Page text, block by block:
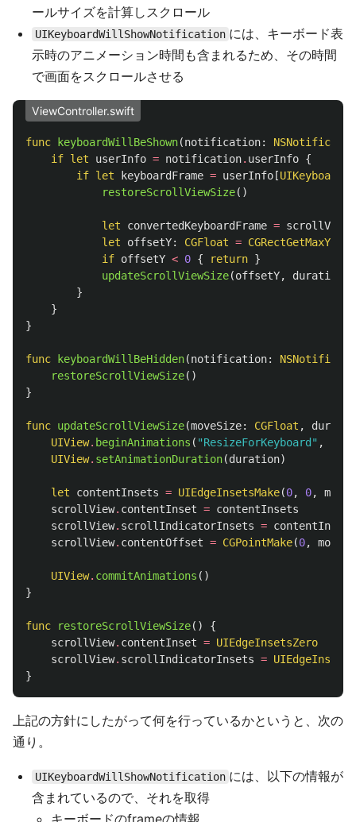
ールサイズを計算しスクロール
UIKeyboardWillShowNotification には、キーボード表
示時のアニメーション時間も含まれるため、その時間
で画面をスクロールさせる
ViewController.swift
func keyboardWillBeShown(notification:
if let userInfo = notification. userInfo {
if let keyboardFrame = userInfo [
restoreScrollViewSize()
let convertedKeyboardFrame = scrollView
let
offsetY: CGFloat = CGRectGetMaxY
if offsetY < 0 { return }
updateScrollViewSize(offsetY, duration
}
}
}
func keyboardWillBeHidden(notification:
restoreScrollViewSize()
}
func updateScrollViewSize(moveSize: CGFloat ,
UIView. beginAnimations ( "ResizeForKeyboard" ,
UIView. setAnimationDuration(duration)
let contentInsets = UIEdgeInsetsMake(0, 0,
scrollView. contentInset = contentInsets
scrollView. scrollIndicatorInsets = contentInsets
scrollView. contentOffset = CGPointMake(0,
UIView. commitAnimations ()
}
func restoreScrollViewSize()
{
scrollView. contentInset = UIEdgeInsetsZero
scrollView. scrollIndicatorInsets =
}
上記の方針にしたがって何を行っているかというと、次の
通り。
UIKeyboardWillShowNotification には、以下の情報が
含まれているので、それを取得